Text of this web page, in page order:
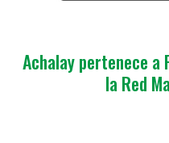
Achalay pertenece a
la Red